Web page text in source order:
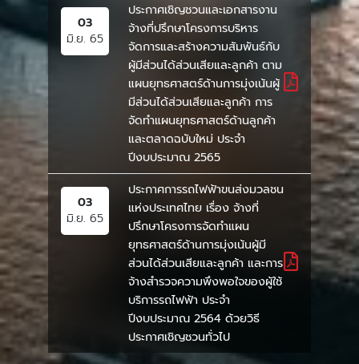
03
มิ.ย. 65
ประกาศเชิญชวนและเอกสารงาน
จ้างที่ปรึกษาโครงการบริหาร
จัดการและสร้างความสัมพันธ์กับ
ผู้มีส่วนได้ส่วนเสียและลูกค้า ตาม
แผนยุทธศาสตร์ด้านการมุ่งเน้นผู้
มีส่วนได้ส่วนเสียและลูกค้า การ
จัดทำแผนยุทธศาสตร์ด้านลูกค้า
และตลาดฉบับใหม่ ประจำ
ปีงบประมาณ 2565
03
มิ.ย. 65
ประกาศการรถไฟฟ้าขนส่งมวลชน
แห่งประเทศไทย เรื่อง จ้างที่
ปรึกษาโครงการจัดทำแผน
ยุทธศาสตร์ด้านการมุ่งเน้นผู้มี
ส่วนได้ส่วนเสียและลูกค้า และการ
จ้างสำรวจความพึงพอใจของผู้ใช้
บริการรถไฟฟ้า ประจำ
ปีงบประมาณ 2564 ด้วยวิธี
ประกาศเชิญชวนทั่วไป